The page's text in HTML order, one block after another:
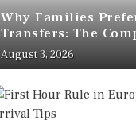
Why Families
Transfers: The
Stress-Free Family
August 3, 2026